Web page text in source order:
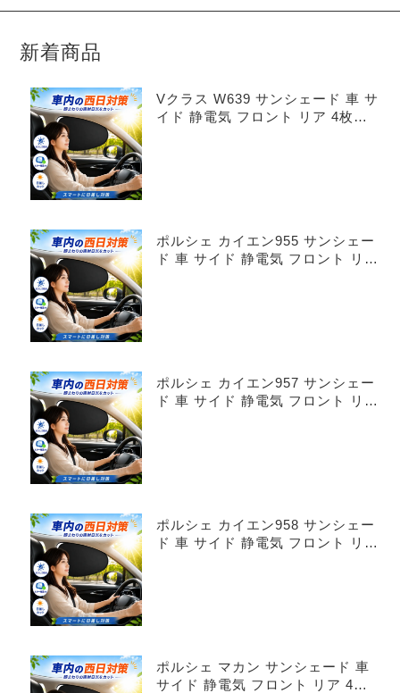
新着商品
Vクラス W639 サンシェード 車 サ
イド 静電気 フロント リア 4枚セ
ポルシェ カイエン955 サンシェー
ド 車 サイド 静電気 フロント リア
ポルシェ カイエン957 サンシェー
ド 車 サイド 静電気 フロント リア
ポルシェ カイエン958 サンシェー
ド 車 サイド 静電気 フロント リア
ポルシェ マカン サンシェード 車
サイド 静電気 フロント リア 4枚